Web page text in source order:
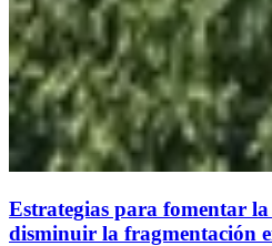
Estrategias para fomentar
disminuir la fragmentación